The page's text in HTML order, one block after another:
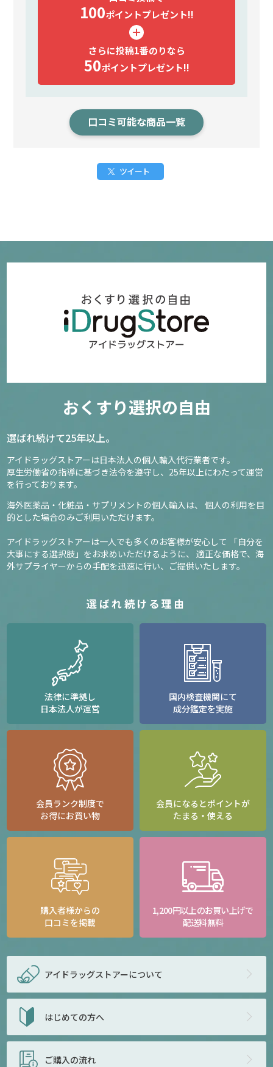
100ポイントプレゼント!!
さらに投稿1番のりなら
50ポイントプレゼント!!
口コミ可能な商品一覧
ツイート
おくすり選択の自由
選ばれ続けて25年以上。
アイドラッグストアーは日本法人の個人輸入代行業者です。
厚生労働省の指導に基づき法令を遵守し、 25年以上にわたって運営
を行っております。
海外医薬品・化粧品・サプリメントの個人輸入は、
個人の利用を目
的とした場合のみご利用いただけます。
アイドラッグストアーは一人でも多くのお客様が安心して
「自分を
大事にする選択肢」をお求めいただけるように、
適正な価格で、海
外サプライヤーからの手配を迅速に行い、ご提供いたします。
選ばれ続ける理由
法律に準拠し
日本法人が運営
国内検査機関にて
成分鑑定を実施
会員ランク制度で
お得にお買い物
会員になるとポイントが
たまる・使える
購入者様からの
口コミを掲載
1,200円以上のお買い上げで
配送料無料
アイドラッグストアーについて
はじめての方へ
ご購入の流れ